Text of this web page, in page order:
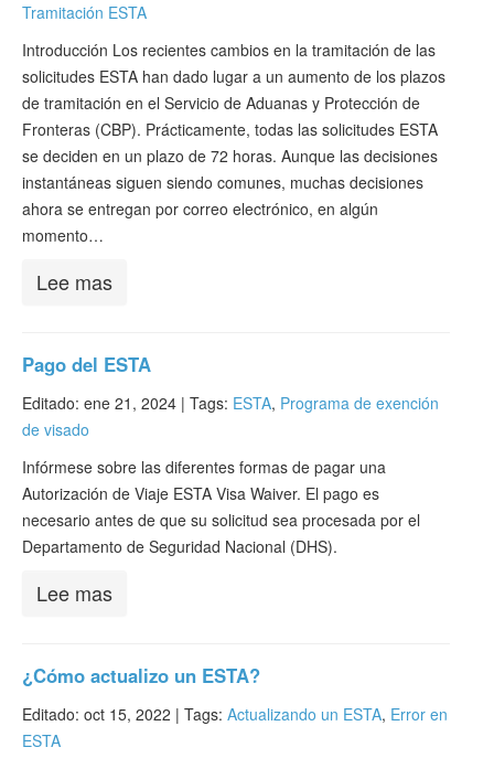
Tramitación ESTA
Introducción Los recientes cambios en la tramitación de las
solicitudes ESTA han dado lugar a un aumento de los plazos
de tramitación en el Servicio de Aduanas y Protección de
Fronteras (CBP). Prácticamente, todas las solicitudes ESTA
se deciden en un plazo de 72 horas. Aunque las decisiones
instantáneas siguen siendo comunes, muchas decisiones
ahora se entregan por correo electrónico, en algún
momento…
Lee mas
Pago del ESTA
Editado: ene 21, 2024 | Tags: ESTA, Programa de exención
de visado
Infórmese sobre las diferentes formas de pagar una
Autorización de Viaje ESTA Visa Waiver. El pago es
necesario antes de que su solicitud sea procesada por el
Departamento de Seguridad Nacional (DHS).
Lee mas
¿Cómo actualizo un ESTA?
Editado: oct 15, 2022 | Tags: Actualizando un ESTA, Error en
ESTA